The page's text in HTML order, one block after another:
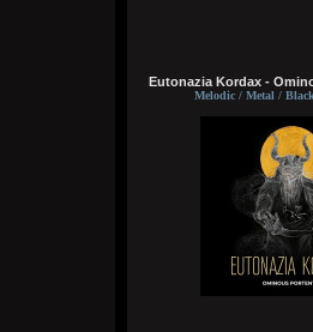
4 августа 2026
подсел на криптонит;
минетом, из под досок
Ёжкин кот из Лукоморья
престижный чёрт,
мясом весь Потёмкин
4 августа 2026
Eutonazia Kordax -
Melodic / Metal /